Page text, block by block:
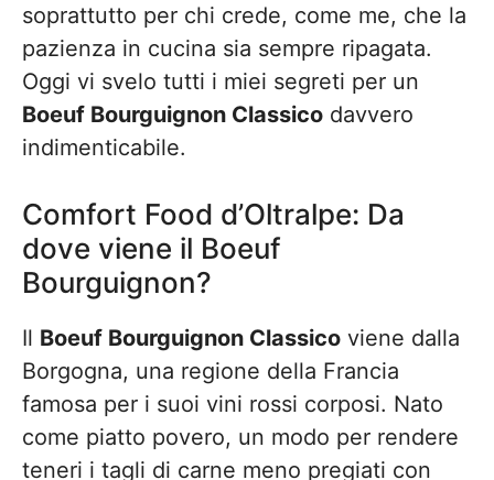
soprattutto per chi crede, come me, che la
pazienza in cucina sia sempre ripagata.
Oggi vi svelo tutti i miei segreti per un
Boeuf Bourguignon Classico davvero
indimenticabile.
Comfort Food d’Oltralpe: Da
dove viene il Boeuf
Bourguignon?
Il Boeuf Bourguignon Classico viene dalla
Borgogna, una regione della Francia
famosa per i suoi vini rossi corposi. Nato
come piatto povero, un modo per rendere
teneri i tagli di carne meno pregiati con